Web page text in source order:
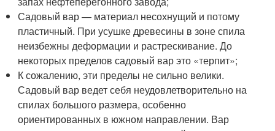
Садовый вар — материал несохнущий и потому
пластичный. При усушке древесины в зоне спила
неизбежны деформации и растрескивание. До
некоторых пределов садовый вар это «терпит»;
К сожалению, эти пределы не сильно велики.
Садовый вар ведет себя неудовлетворительно на
спилах большого размера, особенно
ориентированных в южном направлении. Вар